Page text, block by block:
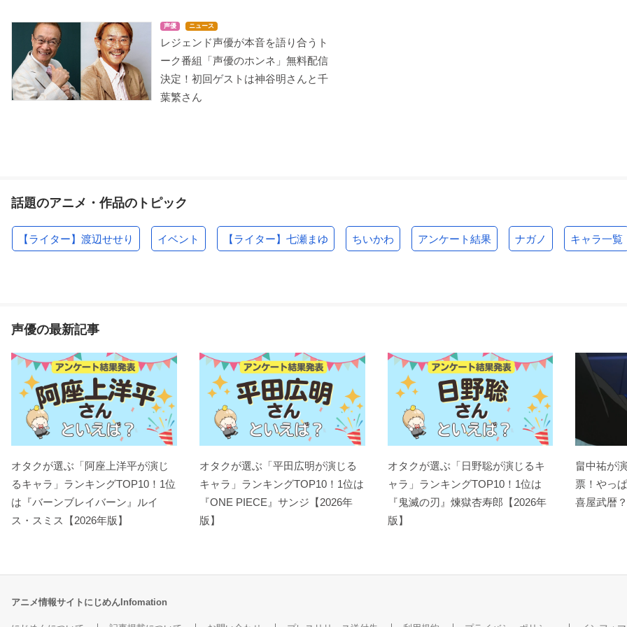
北斗の拳（1986）
うる星やつら4 ラム・
うる星やつら オンリ
さらば宇宙戦艦ヤマト
声優 ニュース
レジェンド声優が本音を語り合うト
ーク番組「声優のホンネ」無料配信
決定！初回ゲストは神谷明さんと千
葉繁さん
話題のアニメ・作品のトピック
【ライター】渡辺せせり イベント 【ライター】七瀬まゆ ちいかわ アンケート結果 ナガノ キャラ一覧
声優の最新記事
オタクが選ぶ「阿座上洋平が演じ
るキャラ」ランキングTOP10！1位
は『バーンブレイバーン』ルイ
ス・スミス【2026年版】
オタクが選ぶ「平田広明が演じる
キャラ」ランキングTOP10！1位は
『ONE PIECE』サンジ【2026年
版】
オタクが選ぶ「日野聡が演じるキ
ャラ」ランキングTOP10！1位は
『鬼滅の刃』煉󠄁獄杏寿郎【2026年
版】
畠中祐が
票！やっ
喜屋武暦
アニメ情報サイトにじめんInfomation